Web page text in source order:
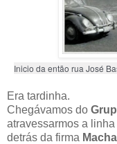
Inicio da então rua José
Era tardinha.
Chegávamos do
atravessarmos a
detrás da firma